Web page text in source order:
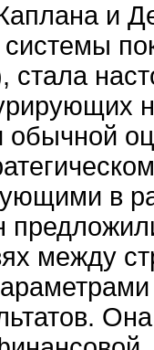
и
стала
в
между